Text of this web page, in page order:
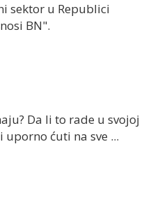
sektor u Republici
BN".
Da li to rade u svojoj
ćuti na sve ...